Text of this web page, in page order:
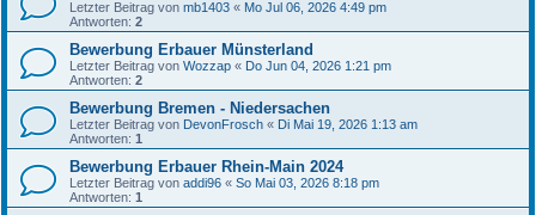
Letzter Beitrag von mb1403 « Mo Jul 06, 2026 4:49 pm
Antworten: 2
Bewerbung Erbauer Münsterland
Letzter Beitrag von Wozzap « Do Jun 04, 2026 1:21 pm
Antworten: 2
Bewerbung Bremen - Niedersachen
Letzter Beitrag von DevonFrosch « Di Mai 19, 2026 1:13 am
Antworten: 1
Bewerbung Erbauer Rhein-Main 2024
Letzter Beitrag von addi96 « So Mai 03, 2026 8:18 pm
Antworten: 1